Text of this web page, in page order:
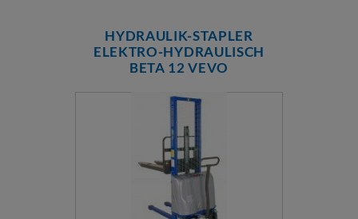
HYDRAULIK-STAPLER
ELEKTRO-HYDRAULISCH
BETA 12 VEVO